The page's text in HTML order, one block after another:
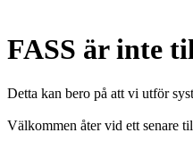
FASS är inte
Detta kan bero på att vi utför
Välkommen åter vid ett senare